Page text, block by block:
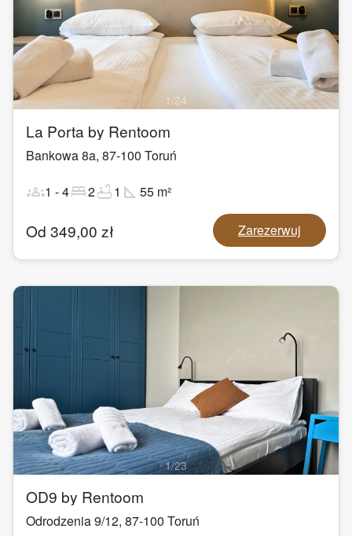
1/24
La Porta by Rentoom
Bankowa 8a, 87-100 Toruń
groups1 -4bed2bathtub1 square_foot 55 m²
Od 349,00 zł Zarezerwuj
1/23
OD9 by Rentoom
Odrodzenia 9/12, 87-100 Toruń